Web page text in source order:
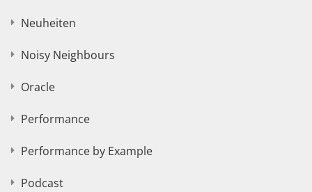
Neuheiten
Noisy Neighbours
Oracle
Performance
Performance by Example
Podcast